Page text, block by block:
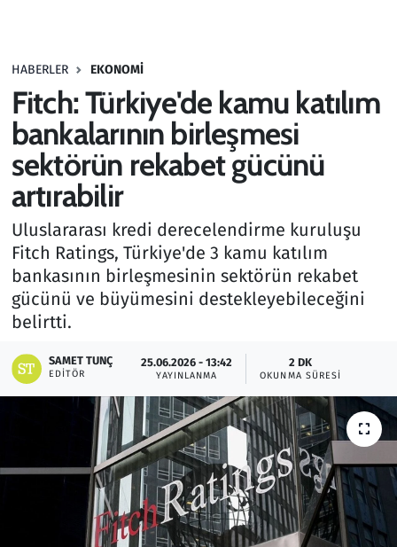
HABERLER EKONOMI
Fitch: Türkiye'de kamu katılım
bankalarının birleşmesi
sektörün rekabet gücünü
artırabilir
Uluslararası kredi derecelendirme kuruluşu
Fitch Ratings, Türkiye'de 3 kamu katılım
bankasının birleşmesinin sektörün rekabet
gücünü ve büyümesini destekleyebileceğini
belirtti.
SAMET TUNÇ
EDITÖR
25.06.2026 - 13:42
YAYINLANMA
2 DK
OKUNMA SÜRESI
Haber
Kültür Sanat
Kurumsal Haberler
Lezzet Durağı
Memur ve Kamu
Otomobil
Ramazan
Resmi İlanlar
Rüya Tabirleri
Sağlık